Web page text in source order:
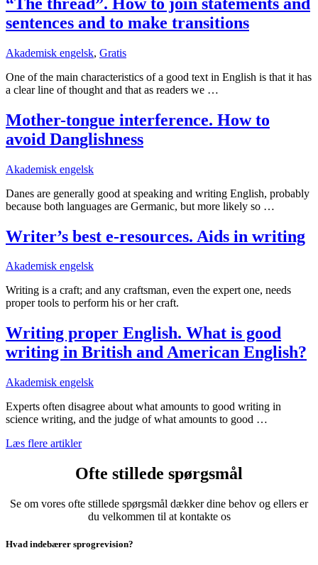
sentences and to make transitions
Akademisk engelsk, Gratis
One of the main characteristics of a good text in English is that it has
a clear line of thought and that as readers we …
Mother-tongue interference. How to
avoid Danglishness
Akademisk engelsk
Danes are generally good at speaking and writing English, probably
because both languages are Germanic, but more likely so …
Writer’s best e-resources. Aids in writing
Akademisk engelsk
Writing is a craft; and any craftsman, even the expert one, needs
proper tools to perform his or her craft.
Writing proper English. What is good
writing in British and American English?
Akademisk engelsk
Experts often disagree about what amounts to good writing in
science writing, and the judge of what amounts to good …
Læs flere artikler
Ofte stillede spørgsmål
Se om vores ofte stillede spørgsmål dækker dine behov og ellers er
du velkommen til at kontakte os
Hvad indebærer sprogrevision?